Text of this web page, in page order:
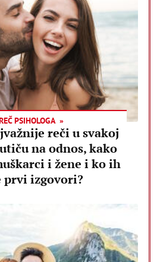
PSIHOLOGA
reči u svakoj
na odnos, kako
i žene i ko ih
prvi izgovori?